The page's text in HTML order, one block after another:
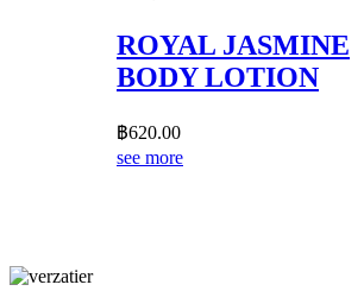
ROYAL JASMINE
BODY LOTION
฿620.00
see more